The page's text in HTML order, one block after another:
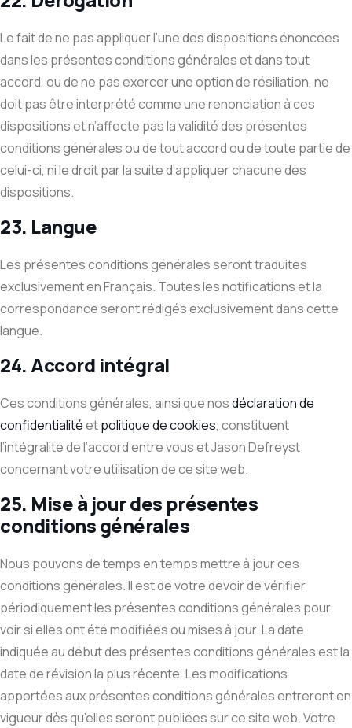
Le fait de ne pas appliquer l’une des dispositions énoncées
dans les présentes conditions générales et dans tout
accord, ou de ne pas exercer une option de résiliation, ne
doit pas être interprété comme une renonciation à ces
dispositions et n’affecte pas la validité des présentes
conditions générales ou de tout accord ou de toute partie de
celui-ci, ni le droit par la suite d’appliquer chacune des
dispositions.
23. Langue
Les présentes conditions générales seront traduites
exclusivement en Français. Toutes les notifications et la
correspondance seront rédigés exclusivement dans cette
langue.
24. Accord intégral
Ces conditions générales, ainsi que nosdéclaration de
confidentialitéetpolitique de cookies, constituent
l’intégralité de l’accord entre vous et Jason Defreyst
concernant votre utilisation de ce site web.
25. Mise à jour des présentes
conditions générales
Nous pouvons de temps en temps mettre à jour ces
conditions générales. Il est de votre devoir de vérifier
périodiquement les présentes conditions générales pour
voir si elles ont été modifiées ou mises à jour. La date
indiquée au début des présentes conditions générales est la
date de révision la plus récente. Les modifications
apportées aux présentes conditions générales entreront en
vigueur dès qu’elles seront publiées sur ce site web. Votre